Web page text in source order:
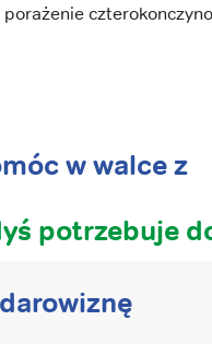
w walce z
potrzebuje